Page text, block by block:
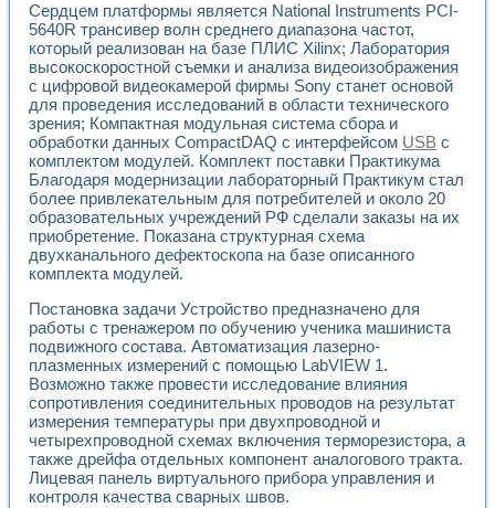
Система блокировок, сигнализации и защиты ускорителя
Система сбора данных и управления процессом
Управление температурой газовой среды специальной
Разработка программного обеспечения с
Использование технологий NATIONAL INSTRUMENTS
Оборудование для промышленной термотрансферной
Автоматизация реометрических исследований на базе
Применение измерителя иммитанса для исследова¬ния
Исследование электромагнитных переходных процессов
Стенд для исследования электрических переходных
Автоматизация контроля сварных швов на базе
Измерительный контроль с применением
Моделирование надежности и эффективности систем
Лабораторные практикумы и учебные стенды
Автоматизация лабораторного стенда по измерению
Автоматизированные лабораторные комплексы для
Виртуальный прибор для исследования нелинейных
Использование виртуальных приборов в процесе
Использование программ ELECTRONICS WORKBENCH-
Лабораторный практикум по дисциплине «Цифровые
Лабораторный практикум по ИНС на основе LabVIEW
Лабораторный практикум по основам теории коммутации
Опыт использования NI LabVIEW для создания
Применение LabVIEW для исследования течения в
Сердцем платформы является National Instruments PCI-
5640R трансивер волн среднего диапазона частот,
который реализован на базе ПЛИС Xilinx; Лаборатория
высокоскоростной съемки и анализа видеоизображения
с цифровой видеокамерой фирмы Sony станет основой
для проведения исследований в области технического
зрения; Компактная модульная система сбора и
обработки данных CompactDAQ с интерфейсом USB с
комплектом модулей. Комплект поставки Практикума
Благодаря модернизации лабораторный Практикум стал
более привлекательным для потребителей и около 20
образовательных учреждений РФ сделали заказы на их
приобретение. Показана структурная схема
двухканального дефектоскопа на базе описанного
комплекта модулей.
Постановка задачи Устройство предназначено для
работы с тренажером по обучению ученика машиниста
подвижного состава. Автоматизация лазерно-
плазменных измерений с помощью LabVIEW 1.
Возможно также провести исследование влияния
сопротивления соединительных проводов на результат
измерения температуры при двухпроводной и
четырехпроводной схемах включения терморезистора, а
также дрейфа отдельных компонент аналогового тракта.
Лицевая панель виртуального прибора управления и
контроля качества сварных швов.